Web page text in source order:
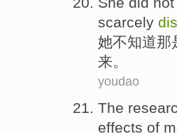
scarcely
她不知道那
来。
youdao
The
effects of